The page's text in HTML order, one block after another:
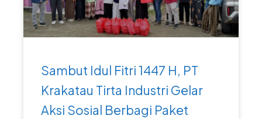
Sambut Idul Fitri 1447 H, PT
Krakatau Tirta Industri Gelar
Aksi Sosial Berbagi Paket